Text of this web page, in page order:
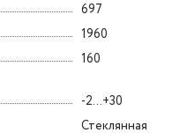
697
1960
160
-2…+30
Стеклянная